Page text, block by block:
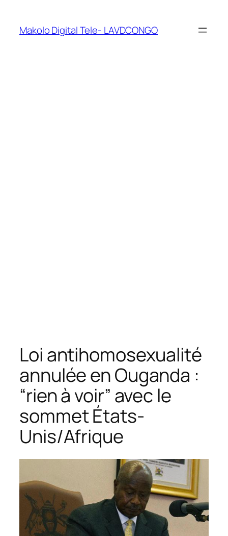
Makolo Digital Tele- LAVDCONGO
Loi antihomosexualité
annulée en Ouganda :
“rien à voir” avec le
sommet États-
Unis/Afrique